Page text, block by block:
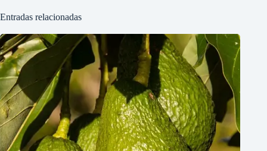
Entradas relacionadas